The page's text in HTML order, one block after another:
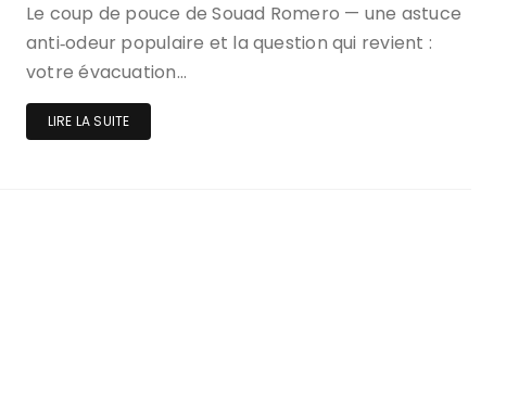
Le coup de pouce de Souad Romero — une astuce
anti‑odeur populaire et la question qui revient :
votre évacuation…
LIRE LA SUITE